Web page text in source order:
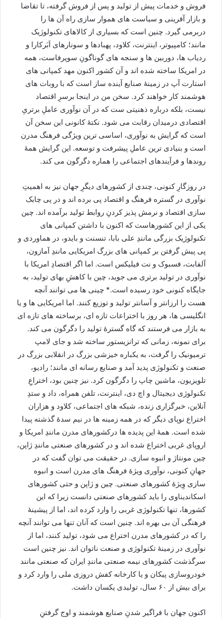
فروش و خدمات پیش از تولید و پس از فروش گرفته، تا تقاضا
و بازار آفرینی و سیاست های هموار سازی راه آن ها را
دربرمی گیرد. چنین است که بسیاری از کالاهای تکنولوژیک
مانند؛ کامپیوتر، اینترنت، کلاود، پهبادها و سونارهای اَبَرکارا و
ردیاب ها، دوربین ها و سنجه های گوناگونِ سوپرفاست، همه
در امریکا ساخته شده اند و آن کشور اکنون مهد کمپانی های
استارت آپ در زمینۀ صنایع آینده ساز است که با روبات های
هوشمند کار خواهند کرد. سخن من در اینجا برسرِ اقتصاد
نیست، بلکه درباره ذهنیتی ست که در آن نوآوری عاملِ برتریِ
اقتصادی درمیدان رقابت می شود. نکتۀ کانونی این سخن آن
است که گرایش به نوآوری، اساسی ترین ویژگی فرهنگ مدرن
است و بنیادی ترین عاملِ پیشرفت و توسعه. این گرایش همۀ
روندها و فرآیندهای اجتماعی را هماره دگرگون می کند.
در روزگارِ کنونی، چندی از کشورهای دیگرِ جهان نیز به اهمیتِ
نوآوری در گستره فرهنگ و اقتصاد پی برده اند و در پی چابک
سازی اقتصاد و نرمش پذیز کردنِ روابط تولید برآمده اند. چین
یکی از این کشورهاست که اکنون با داشتن کمپانی های
تکنولوژیک بزرگی مانندِ علی بابا، تنسنت و بایدو، در هماوردی و
پی پیش گرفتن بر کمپانی های بزرگ امریکایی مانندِ آمازون،
آلفابت، فسبوک و نت فیلیکس است. اما اگر اقتصادِ امریکا با
نوآوری در تولید برتری می جوید، چین با کاهشِ بهای تولید، به
جایگاه کنونی خود رسیده است.* چینی ها می توانند آنچه
هست را ارزانتر و آسانتر تولید و توزیع کنند. اما امریکایی ها و یا
انگلیسی ها، هر روز با اختراعات تازه ای، برساخته های تازه ای
به بازار می فرستند که گاه گسترۀ تولید را دگرگون می کند.
برای نمونه، زمانی که ترانزیستور ساخته شد و جای لامپ
ترمیونیک را گرفت، به یکباره خیزشی بزرگ در انقلابی بزرگ در
صنعت و تکنولوژی پدید آمد و صنایع رسانه ای مانند؛ رادیو،
تلویزیون، ماشین چاپ را دگرگون کرد. نیز چنین بود، اختراعِ
تکنولوژی دیجیتال و اچ دی، اینترنت، تلفن همراه، داد و ستدِ
آنلاین، خبرگزاری زنده، شبکه های اجتماعی، کلاود و هزاران
اختراع نوپای دیگر که در همه زمینه ها در نیم سدۀ گذشته پیدا
شده است. همۀ این پدیده ها درکشورهای مدرن مانندِ امریکا و
اروپای غربی اختراع شده اند و در کشورهای صنعتی مانندِ ژاپن،
چین مونتاژ و انبوه سازی. در حقیقت می توان گفت که در
جهانِ کنونی، نوآوری ویژۀ فرهنگ های مدرن است و انبوه
سازی وِيژۀ کشورهای صنعتی. چین و ژاپن و حتی کشورهای
اسکاندیناوی را باید کشورهای صنعتی دانست زیرا که این
کشورها، تنها تکنولوژی غربی را وارد کرده اند، اما از پیشینۀ
فرهنگی آن بی بهره اند. چنین است که آنان تنها می توانند آنچه
را که در کشورهای مدرن اختراع می شود، تولید کنند، اما از
نوآوری در زمینۀ تکنولوژی و صنعت ناتوان اند. نیز چنین است
سرگذشت کشورهای نیمه صنعتی مانندِ ایران که صنعتی مانند
خودروسازی پیکان و یا کارخانه کفش دروزی ملی را وارد کرد و
برای بیش از ۶۰ سال، تولیدی یکسان داشت.
اکنون جهان با فراگیر شدنِ صنایع هوشمند و اوج گرفتنِ